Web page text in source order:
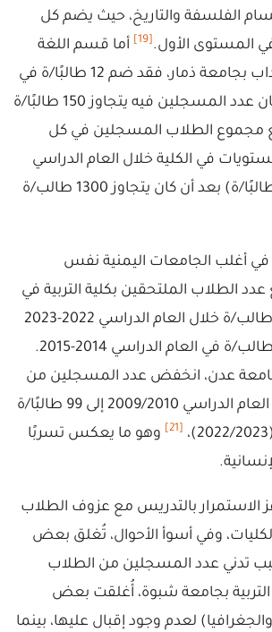
الفلسفة والتاريخ، حيث يضم كل
المستوى الأول. [19]
أما قسم اللغة
العربية في كلية الآداب بجامعة ذمار، فقد ضم 12 طالبًا/ة في
عام 2023 بعد أن كان عدد المسجلين فيه يتجاوز 150 طالبًا/ة
بلغ مجموع الطلاب المسجلين في كل
في الكلية خلال العام الدراسي
2022/2023 (280 طالبًا/ة) بعد أن كان يتجاوز 1300 طالب/ة
في أغلب الجامعات اليمنية نفس
الطلاب الملتحقين بكلية التربية في
جامعة شبوة 200 طالب/ة خلال العام الدراسي 2022-2023
مقارنة بعدد 2100 طالب/ة في العام الدراسي 2014-2015.
بجامعة عدن، انخفض عدد المسجلين من
2276 طالبًا/ة خلال العام الدراسي 2009/2010 إلى 99 طالبًا/ة
[21]
وهو ما يعكس تسربًا
الاستمرار بالتدريس مع عزوف الطلاب
وفي أسوأ الأحوال، تُغلق بعض
تدني عدد المسجلين من الطلاب
التربية بجامعة شبوة، أُغلقت بعض
لعدم وجود إقبال عليها، بينما